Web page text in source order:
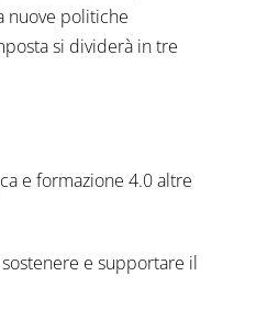
nuove politiche
si dividerà in tre
e formazione 4.0 altre
e supportare il